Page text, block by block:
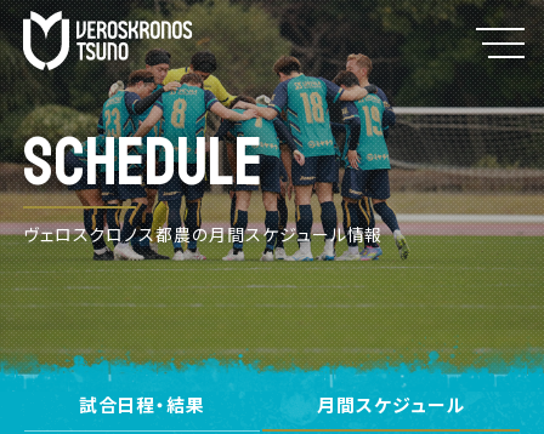
SCHEDULE
ヴェロスクロノス都農の月間スケジュール情報
試合日程・結果 月間スケジュール